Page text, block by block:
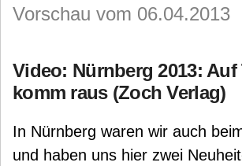
Vorschau vom 06.04.2013
Video: Nürnberg 2013: Auf
komm raus (Zoch Verlag)
In Nürnberg waren wir auch
und haben uns hier zwei